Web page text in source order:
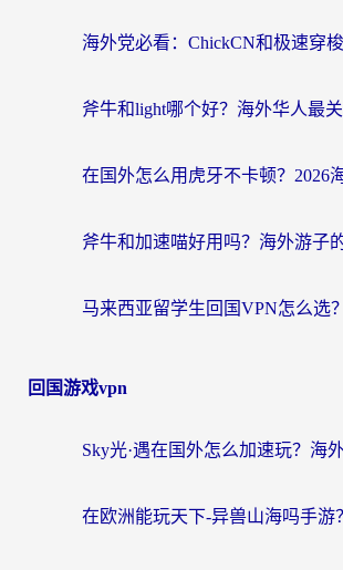
回国游戏vpn